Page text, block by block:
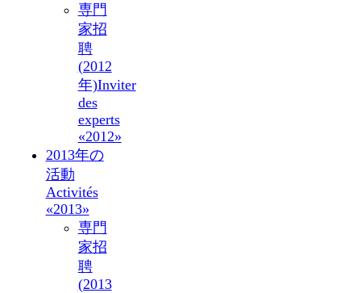
専門
家招
聘
(2012
年)Inviter
des
experts
«2012»
2013年の
活動
Activités
«2013»
専門
家招
聘
(2013